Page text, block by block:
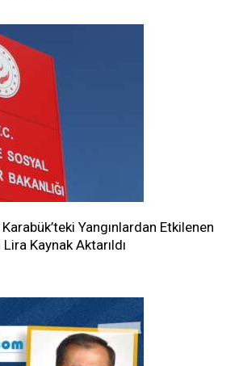
Yangınlardan Etkilenen
Kaynak Aktarıldı